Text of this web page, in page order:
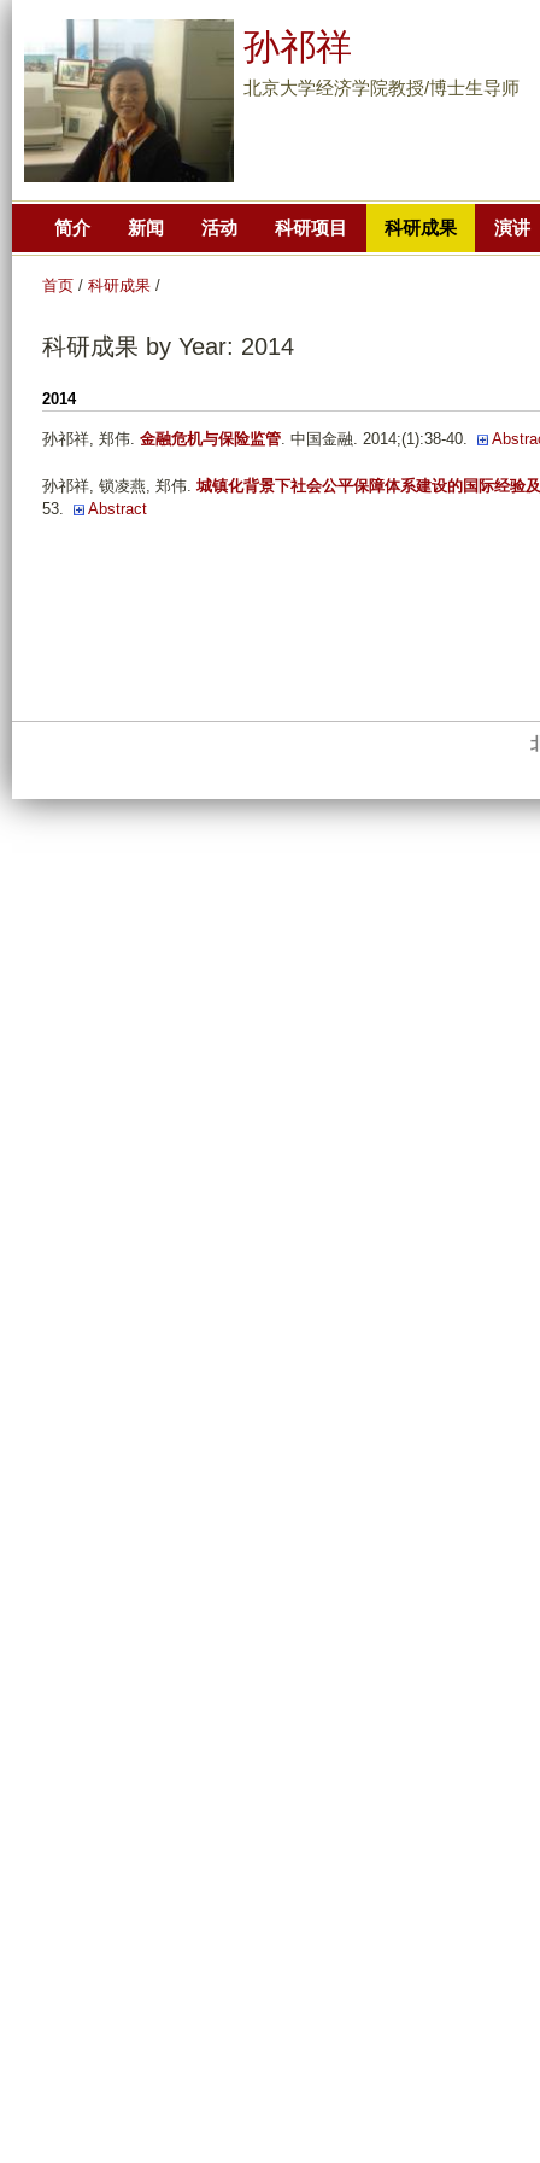
到
主
要
孙祁祥
北京大学经济学院教授/博士生导师
简介 新闻 活动 科研项目 科研成果 演讲
首页 / 科研成果 /
科研成果 by Year: 2014
2014
孙祁祥, 郑伟. 金融危机与保险监管. 中国金融. 2014;(1):38-40.
孙祁祥, 锁凌燕, 郑伟. 城镇化背景下社会公平保障体系建设的国际经验
53.
Abstract